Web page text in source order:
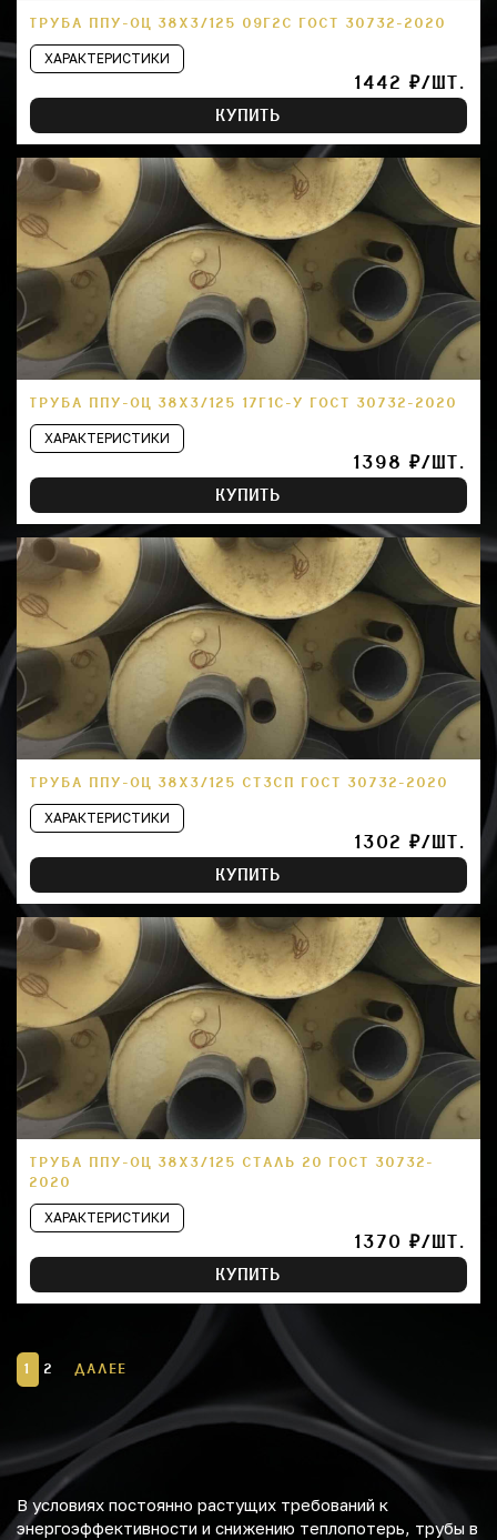
ТРУБА ППУ-ОЦ 38Х3/125 09Г2С ГОСТ 30732-2020
ХАРАКТЕРИСТИКИ
1442 ₽/ШТ.
КУПИТЬ
ТРУБА ППУ-ОЦ 38Х3/125 17Г1С-У ГОСТ 30732-2020
ХАРАКТЕРИСТИКИ
1398 ₽/ШТ.
КУПИТЬ
ТРУБА ППУ-ОЦ 38Х3/125 СТ3СП ГОСТ 30732-2020
ХАРАКТЕРИСТИКИ
1302 ₽/ШТ.
КУПИТЬ
ТРУБА ППУ-ОЦ 38Х3/125 СТАЛЬ 20 ГОСТ 30732-
2020
ХАРАКТЕРИСТИКИ
1370 ₽/ШТ.
КУПИТЬ
1 2 ДАЛЕЕ
В условиях постоянно растущих требований к
энергоэффективности и снижению теплопотерь, трубы в